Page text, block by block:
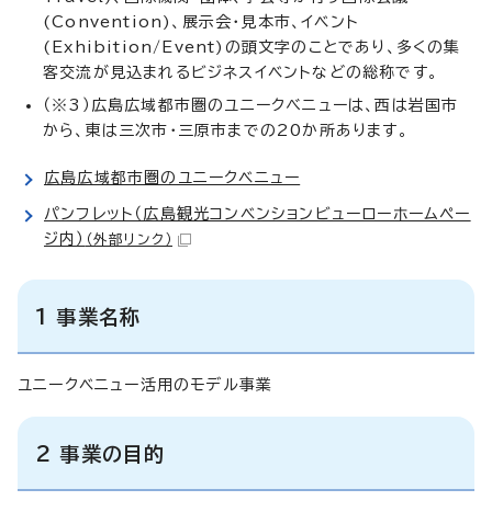
(Convention)、展示会・見本市、イベント
(Exhibition/Event)の頭文字のことであり、多くの集
客交流が見込まれるビジネスイベントなどの総称です。
（※3）広島広域都市圏のユニークべニューは、西は岩国市
から、東は三次市・三原市までの20か所あります。
広島広域都市圏のユニークベニュー
パンフレット（広島観光コンベンションビューローホームペー
ジ内） （外部リンク）
1 事業名称
ユニークベニュー活用のモデル事業
2 事業の目的